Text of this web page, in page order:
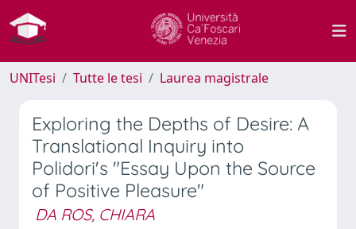
UNITesi Tutte le tesi Laurea magistrale
Exploring the Depths of Desire: A
Translational Inquiry into
Polidori's "Essay Upon the Source
of Positive Pleasure"
DA ROS, CHIARA